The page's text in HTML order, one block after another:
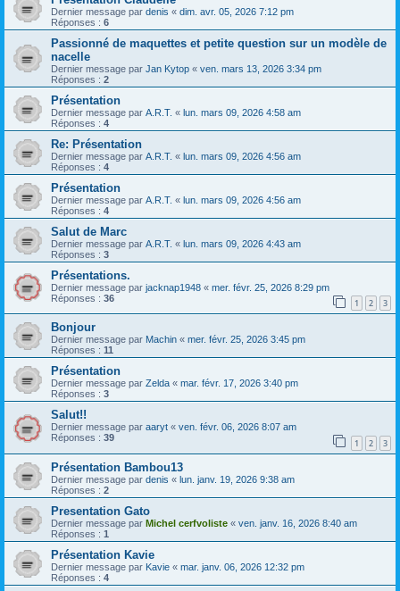
Dernier message par denis « dim. avr. 05, 2026 7:12 pm
Réponses : 6
Passionné de maquettes et petite question sur un modèle de
nacelle
Dernier message par Jan Kytop « ven. mars 13, 2026 3:34 pm
Réponses : 2
Présentation
Dernier message par A.R.T. « lun. mars 09, 2026 4:58 am
Réponses : 4
Re: Présentation
Dernier message par A.R.T. « lun. mars 09, 2026 4:56 am
Réponses : 4
Présentation
Dernier message par A.R.T. « lun. mars 09, 2026 4:56 am
Réponses : 4
Salut de Marc
Dernier message par A.R.T. « lun. mars 09, 2026 4:43 am
Réponses : 3
Présentations.
Dernier message par jacknap1948 « mer. févr. 25, 2026 8:29 pm
Réponses : 36 1 2 3
Bonjour
Dernier message par Machin « mer. févr. 25, 2026 3:45 pm
Réponses : 11
Présentation
Dernier message par Zelda « mar. févr. 17, 2026 3:40 pm
Réponses : 3
Salut!!
Dernier message par aaryt « ven. févr. 06, 2026 8:07 am
Réponses : 39 1 2 3
Présentation Bambou13
Dernier message par denis « lun. janv. 19, 2026 9:38 am
Réponses : 2
Presentation Gato
Dernier message par Michel cerfvoliste « ven. janv. 16, 2026 8:40 am
Réponses : 1
Présentation Kavie
Dernier message par Kavie « mar. janv. 06, 2026 12:32 pm
Réponses : 4